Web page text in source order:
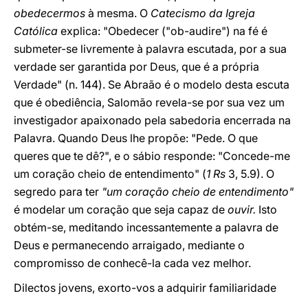
obedecermos à mesma. O Catecismo da Igreja
Católica explica: "Obedecer ("ob-audire") na fé é
submeter-se livremente à palavra escutada, por a sua
verdade ser garantida por Deus, que é a própria
Verdade" (n. 144). Se Abraão é o modelo desta escuta
que é obediência, Salomão revela-se por sua vez um
investigador apaixonado pela sabedoria encerrada na
Palavra. Quando Deus lhe propõe: "Pede. O que
queres que te dê?", e o sábio responde: "Concede-me
um coração cheio de entendimento" (1 Rs 3, 5.9). O
segredo para ter "um coração cheio de entendimento"
é modelar um coração que seja capaz de ouvir. Isto
obtém-se, meditando incessantemente a palavra de
Deus e permanecendo arraigado, mediante o
compromisso de conhecê-la cada vez melhor.
Dilectos jovens, exorto-vos a adquirir familiaridade